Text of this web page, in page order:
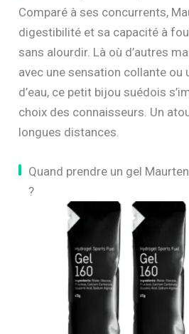
Comparé à ses concurrents,
digestibilité et sa capacité à
sans alourdir. Là où d’autres
avec une sensation collante ou
d’eau, ce petit bijou suédois
choix des connaisseurs. Un
longues distances.
Quand prendre un gel
?